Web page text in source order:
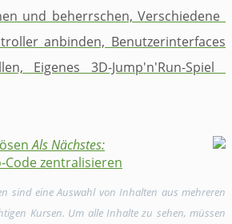
und ​beherrschen, ​Verschiedene
anbinden, ​Benutzerinterfaces
​Eigenes 3D-Jump'n'Run-Spiel
Als Nächstes:
zentralisieren
sind eine Auswahl von Inhalten aus mehreren
Kursen. Um alle Inhalte zu sehen, müssen